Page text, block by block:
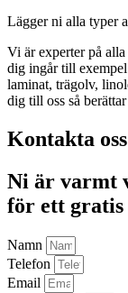
Lägger ni alla typer
Vi är experter på
dig ingår till
laminat, trägolv,
dig till oss så
Kontakta
Ni är varmt
för ett gratis
Namn
Telefon
Email